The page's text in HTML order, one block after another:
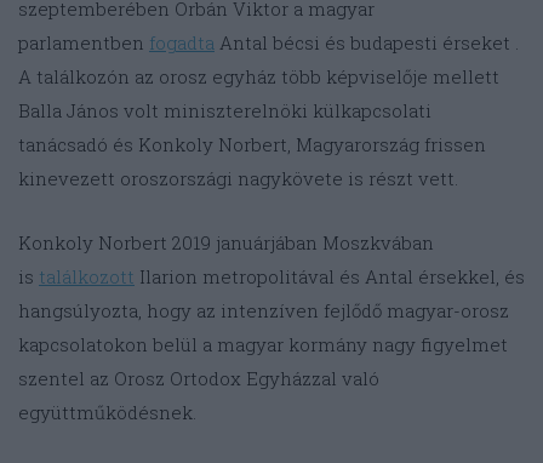
szeptemberében Orbán Viktor a magyar
parlamentben fogadta Antal bécsi és budapesti érseket .
A találkozón az orosz egyház több képviselője mellett
Balla János volt miniszterelnöki külkapcsolati
tanácsadó és Konkoly Norbert, Magyarország frissen
kinevezett oroszországi nagykövete is részt vett.
Konkoly Norbert 2019 januárjában Moszkvában
is találkozott Ilarion metropolitával és Antal érsekkel, és
hangsúlyozta, hogy az intenzíven fejlődő magyar-orosz
kapcsolatokon belül a magyar kormány nagy figyelmet
szentel az Orosz Ortodox Egyházzal való
együttműködésnek.